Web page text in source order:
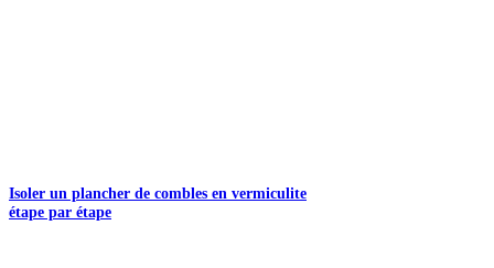
Isoler un plancher de combles en vermiculite
étape par étape